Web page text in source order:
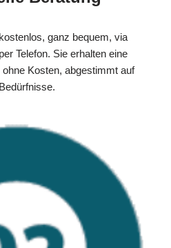
ganz bequem, via
Telefon. Sie erhalten eine
Kosten, abgestimmt auf